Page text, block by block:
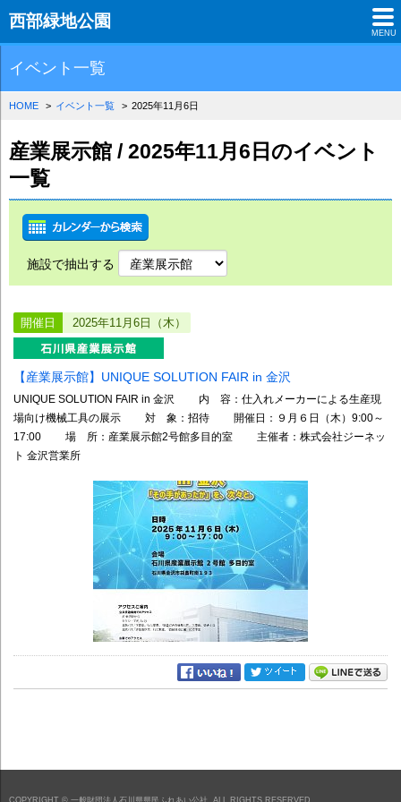
MENU
西部緑地公園
イベント一覧
HOME イベント一覧 2025年11月6日
産業展示館 / 2025年11月6日のイベント
一覧
施設で抽出する
開催日 2025年11月6日（木）
【産業展示館】UNIQUE SOLUTION FAIR in 金沢
UNIQUE SOLUTION FAIR in 金沢 内 容：仕入れメーカーによる生産現
場向け機械工具の展示 対 象：招待 開催日：９月６日（木）9:00～
17:00 場 所：産業展示館2号館多目的室 主催者：株式会社ジーネッ
ト 金沢営業所
COPYRIGHT © 一般財団法人石川県県民ふれあい公社 ALL RIGHTS RESERVED.